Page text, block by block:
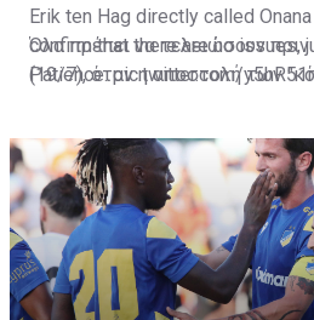
Erik ten Hag directly called
confirm that there are no issues,
Patience.pic.twitter.com/
Όλα πρέπει να τελειώσουν
(19/7), όταν η αποστολή των